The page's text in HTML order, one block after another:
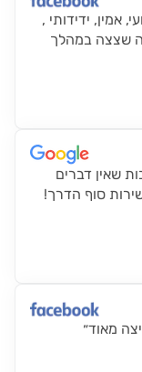
אמין, ידידותי ,
שצצה במהלך
שאין דברים
סוף הדרך!
מאוד״